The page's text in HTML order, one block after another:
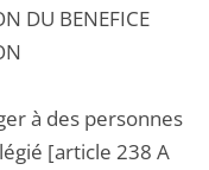
DU BENEFICE
à des personnes
[article 238 A